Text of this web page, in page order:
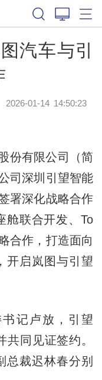
汽车与引
2026-01-14 14:50:23
有限公司（简
司深圳引望智能
署深化战略合作
舱联合开发、To
合作，打造面向
开启岚图与引望
记卢放，引望
同见证签约。
总裁迟林春分别